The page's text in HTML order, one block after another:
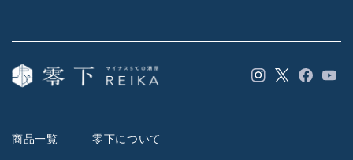
Instagram
TwitterFacebook
商品一覧 零下について